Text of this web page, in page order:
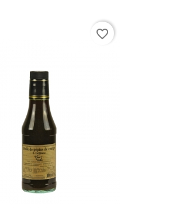
favorite_border